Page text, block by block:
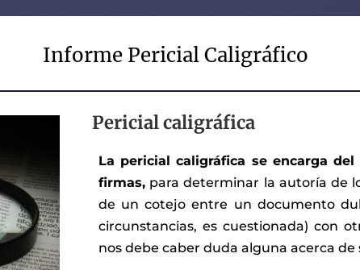
Informe Pericial Caligráfico
Pericial caligráfica
La pericial caligráfica se encarga
firmas, para determinar la autoría de
de un cotejo entre un documento
circunstancias, es cuestionada) con
nos debe caber duda alguna acerca de